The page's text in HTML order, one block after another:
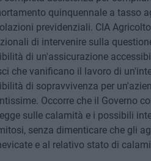
quinquennale a tasso
previdenziali. CIA
di intervenire sulla
di un'assicurazione
che vanificano il lavoro di
di sopravvivenza per
Occorre che il Governo
sulle calamità e i possibili
senza dimenticare che gli
e al relativo stato di